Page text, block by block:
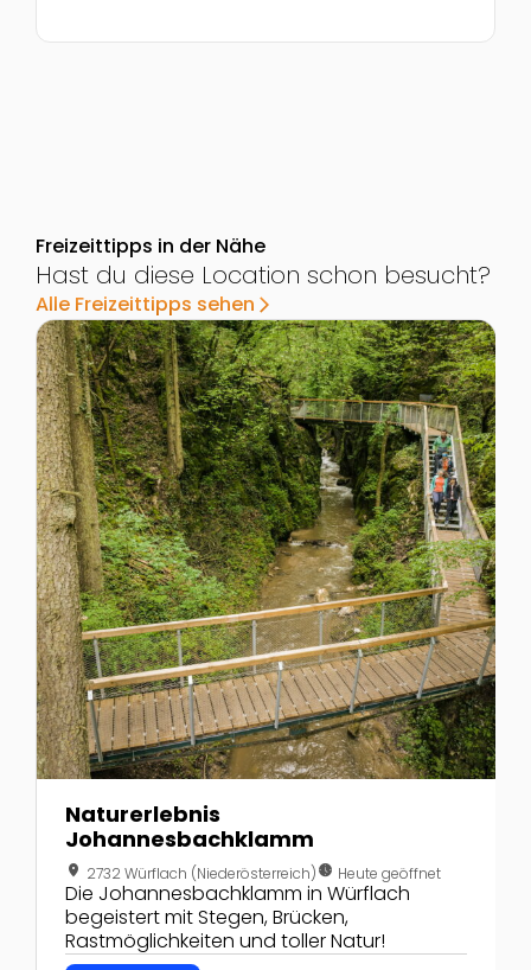
Freizeittipps in der Nähe
Hast du diese Location schon besucht?
Alle Freizeittipps sehen arrow_forward_ios
Zur Detailseite von Naturerlebnis
Naturerlebnis
Johannesbachklamm
location_on 2732 Würflach (Niederösterreich)nest_clock_farsight_analog Heute geöffnet
Die Johannesbachklamm in Würflach
begeistert mit Stegen, Brücken,
Rastmöglichkeiten und toller Natur!